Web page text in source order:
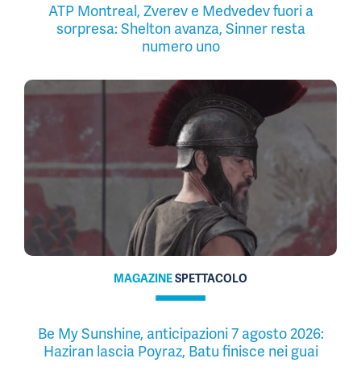
ATP Montreal, Zverev e Medvedev fuori a
sorpresa: Shelton avanza, Sinner resta
numero uno
MAGAZINESPETTACOLO
Be My Sunshine, anticipazioni 7 agosto 2026:
Haziran lascia Poyraz, Batu finisce nei guai